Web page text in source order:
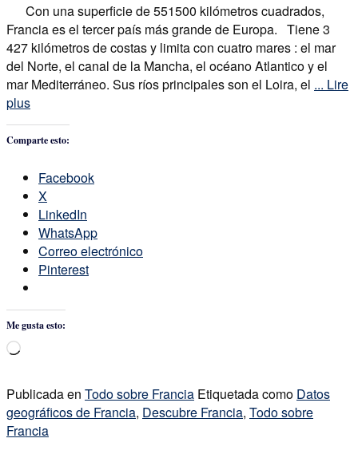
Con una superficie de 551500 kilómetros cuadrados,
Francia es el tercer país más grande de Europa. Tiene 3
427 kilómetros de costas y limita con cuatro mares : el mar
del Norte, el canal de la Mancha, el océano Atlantico y el
mar Mediterráneo. Sus ríos principales son el Loira, el ... Lire
plus
Comparte esto:
Facebook
X
LinkedIn
WhatsApp
Correo electrónico
Pinterest
Me gusta esto:
Cargando...
Publicada en Todo sobre Francia Etiquetada como Datos
geográficos de Francia, Descubre Francia, Todo sobre
Francia